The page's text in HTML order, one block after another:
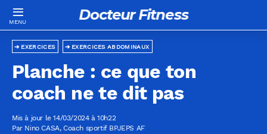
Docteur Fitness
EXERCICES ABDOMINAUX
EXERCICES
Planche : ce que ton
coach ne te dit pas
Mis à jour le 14/03/2024 à 10h22
Par Nino CASA, Coach sportif BPJEPS AF